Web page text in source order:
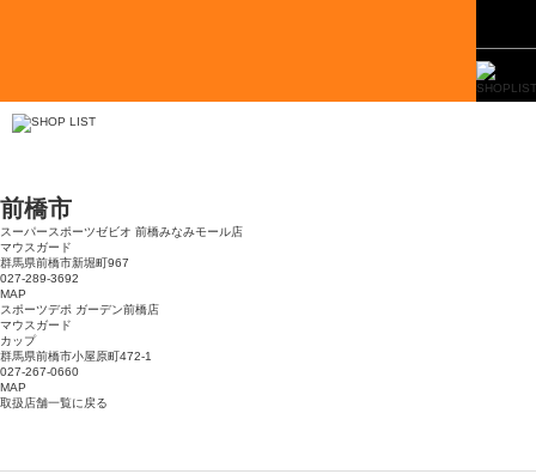
前橋市
スーパースポーツゼビオ 前橋みなみモール店
マウスガード
群馬県前橋市新堀町967
027-289-3692
MAP
スポーツデポ ガーデン前橋店
マウスガード
カップ
群馬県前橋市小屋原町472-1
027-267-0660
MAP
取扱店舗一覧に戻る